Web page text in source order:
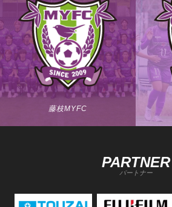
藤枝MYFC
PARTNER
パートナー